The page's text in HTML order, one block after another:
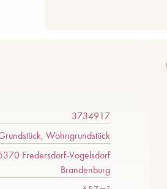
3734917
Wohngrundstück
Fredersdorf-Vogelsdorf
Brandenburg